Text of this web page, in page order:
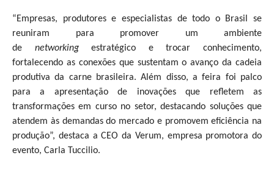
“Empresas, produtores e especialistas de todo o Brasil se
reuniram para promover um ambiente
de networkingestratégico e trocar conhecimento,
fortalecendo as conexões que sustentam o avanço da cadeia
produtiva da carne brasileira. Além disso, a feira foi palco
para a apresentação de inovações que refletem as
transformações em curso no setor, destacando soluções que
atendem às demandas do mercado e promovem eficiência na
produção”, destaca a CEO da Verum, empresa promotora do
evento, Carla Tuccilio.